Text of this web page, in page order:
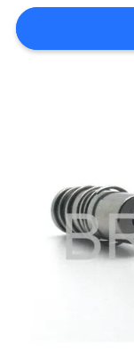
ขอ
ทุน
แผนผัง
เว็บไซต์